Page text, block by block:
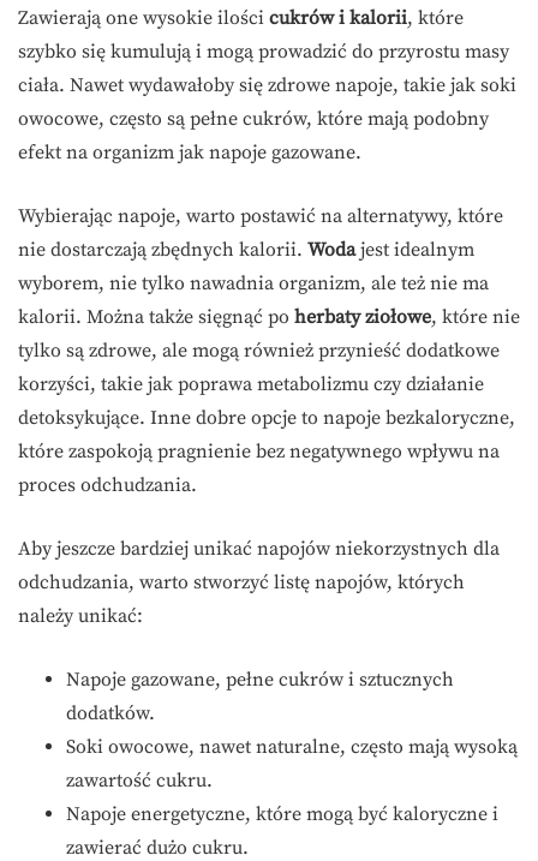
Zawierają one wysokie ilości cukrów i kalorii, które
szybko się kumulują i mogą prowadzić do przyrostu masy
ciała. Nawet wydawałoby się zdrowe napoje, takie jak soki
owocowe, często są pełne cukrów, które mają podobny
efekt na organizm jak napoje gazowane.
Wybierając napoje, warto postawić na alternatywy, które
nie dostarczają zbędnych kalorii. Wodajest idealnym
wyborem, nie tylko nawadnia organizm, ale też nie ma
kalorii. Można także sięgnąć po herbaty ziołowe, które nie
tylko są zdrowe, ale mogą również przynieść dodatkowe
korzyści, takie jak poprawa metabolizmu czy działanie
detoksykujące. Inne dobre opcje to napoje bezkaloryczne,
które zaspokoją pragnienie bez negatywnego wpływu na
proces odchudzania.
Aby jeszcze bardziej unikać napojów niekorzystnych dla
odchudzania, warto stworzyć listę napojów, których
należy unikać:
Napoje gazowane, pełne cukrów i sztucznych
dodatków.
Soki owocowe, nawet naturalne, często mają wysoką
zawartość cukru.
Napoje energetyczne, które mogą być kaloryczne i
zawierać dużo cukru.